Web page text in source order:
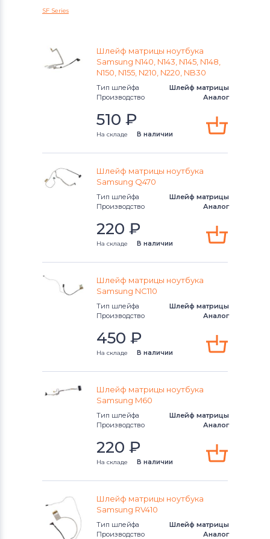
Шлейфы для ноутбуков Gateway
Шлейфы для ноутбуковHP
Шлейфы для ноутбуков
Шлейфы для ноутбуков
Шлейфы для ноутбуковDell
Шлейфы для ноутбуков
Шлейфы для ноутбуков
Шлейфы для ноутбуков
Шлейфы для ноутбуковSony Vaio
Шлейфы для ноутбуковToshiba
Шлейфы для ноутбуков
Шлейфы для ноутбуков
Универсальный
Шлейфы для ноутбуков
SF Series
Шлейф матрицы ноутбука
Samsung N140, N143, N145, N148,
N150, N155, N210, N220, NB30
Тип шлейфа
Шлейф матрицы
Производство
Аналог
510 ₽
На складе В наличии
Шлейф матрицы ноутбука
Samsung Q470
Тип шлейфа
Шлейф матрицы
Производство
Аналог
220 ₽
На складе В наличии
Шлейф матрицы ноутбука
Samsung NC110
Тип шлейфа
Шлейф матрицы
Производство
Аналог
450 ₽
На складе В наличии
Шлейф матрицы ноутбука
Samsung M60
Тип шлейфа
Шлейф матрицы
Производство
Аналог
220 ₽
На складе В наличии
Шлейф матрицы ноутбука
Samsung RV410
Тип шлейфа
Шлейф матрицы
Производство
Аналог